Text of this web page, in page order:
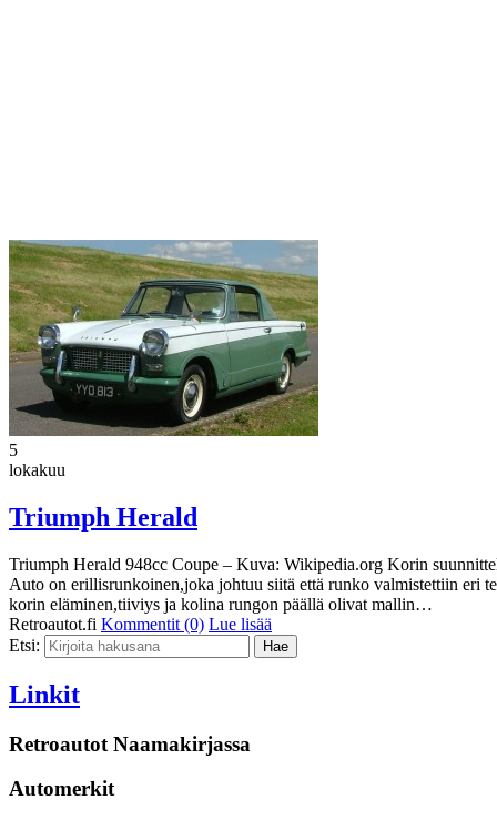
5
lokakuu
Triumph Herald
Triumph Herald 948cc Coupe – Kuva: Wikipedia.org Korin
Auto on erillisrunkoinen,joka johtuu siitä että runko valmistettiin eri
korin eläminen,tiiviys ja kolina rungon päällä olivat mallin…
Retroautot.fi Kommentit (0) Lue lisää
Etsi:
Linkit
Retroautot Naamakirjassa
Automerkit